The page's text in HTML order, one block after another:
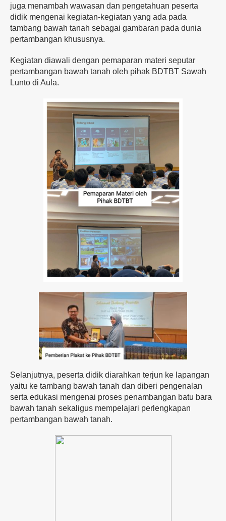
juga menambah wawasan dan pengetahuan peserta
didik mengenai kegiatan-kegiatan yang ada pada
tambang bawah tanah sebagai gambaran pada dunia
pertambangan khususnya.
Kegiatan diawali dengan pemaparan materi seputar
pertambangan bawah tanah oleh pihak BDTBT Sawah
Lunto di Aula.
Selanjutnya, peserta didik diarahkan terjun ke lapangan
yaitu ke tambang bawah tanah dan diberi pengenalan
serta edukasi mengenai proses penambangan batu bara
bawah tanah sekaligus mempelajari perlengkapan
pertambangan bawah tanah.